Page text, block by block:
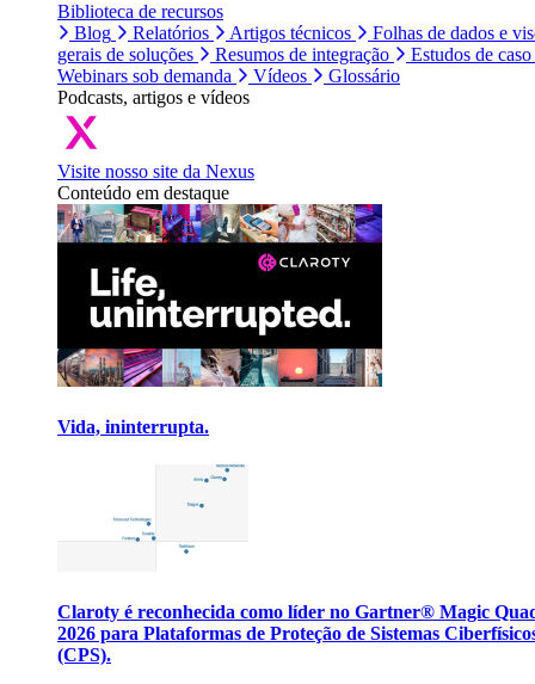
Biblioteca de recursos
Blog
Relatórios Artigos técnicos
Folhas de dados e
gerais de soluções
Resumos de integração
Estudos de caso
Webinars sob demanda
Vídeos
Glossário
Podcasts, artigos e vídeos
Visite nosso site da Nexus
Conteúdo em destaque
Vida, ininterrupta.
Claroty é reconhecida como líder no Gartner® Magic
2026 para Plataformas de Proteção de Sistemas
(CPS).